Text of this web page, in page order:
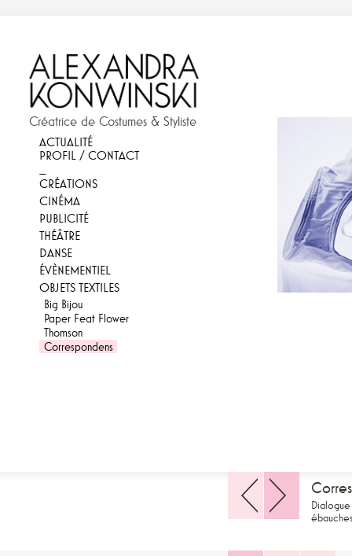
Créatrice de Costumes & Styliste
ACTUALITÉ
PROFIL / CONTACT
CRÉATIONS
CINÉMA
PUBLICITÉ
THÉÂTRE
DANSE
ÉVÈNEMENTIEL
OBJETS TEXTILES
Big Bijou
Paper Feat Flower
Thomson
Correspondens
Dialogue